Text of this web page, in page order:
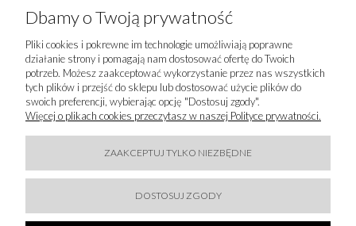
INFORMACJE
POPULARNE KATEGORIE
LUXURY-FASHION.PL
BĄDŹMY W KONTAKCIE
Dbamy o Twoją prywatność
Pliki cookies i pokrewne im technologie umożliwiają poprawne
działanie strony i pomagają nam dostosować ofertę do Twoich
potrzeb. Możesz zaakceptować wykorzystanie przez nas wszystkich
tych plików i przejść do sklepu lub dostosować użycie plików do
swoich preferencji, wybierając opcję "Dostosuj zgody".
Więcej o plikach cookies przeczytasz w naszej Polityce prywatności.
ZAAKCEPTUJ TYLKO NIEZBĘDNE
DOSTOSUJ ZGODY